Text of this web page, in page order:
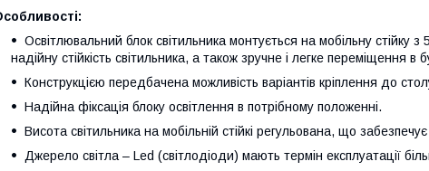
Освітлювальний блок світильника монтується на мобільну стійку
надійну стійкість світильника, а також зручне і легке переміщення в
Конструкцією передбачена можливість варіантів кріплення до
Надійна фіксація блоку освітлення в потрібному положенні.
Висота світильника на мобільній стійкі регульована, що
Джерело світла – Led (світлодіоди) мають термін експлуатації